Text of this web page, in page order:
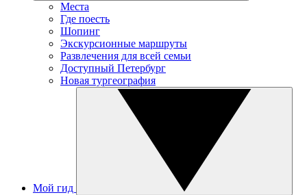
Места
Где поесть
Шопинг
Экскурсионные маршруты
Развлечения для всей семьи
Доступный Петербург
Новая тургеография
Мой гид